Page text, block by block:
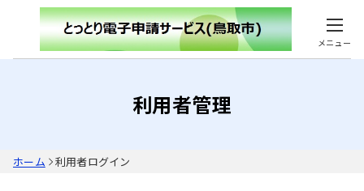
メニュー
利用者管理
ホーム 利用者ログイン